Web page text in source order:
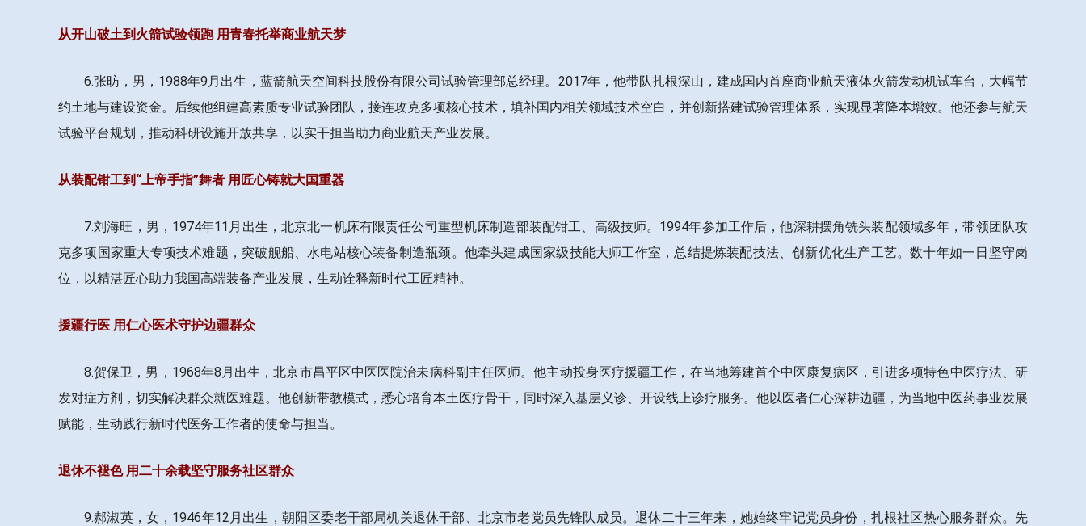
从开山破土到火箭试验领跑 用青春托举商业航天梦
6.张昉，男，1988年9月出生，蓝箭航天空间科技股份有限公司试验管理部总经理。2017年，他带队扎根深山，建成国内首座商业航天液体火箭发动机试车台，大幅节
约土地与建设资金。后续他组建高素质专业试验团队，接连攻克多项核心技术，填补国内相关领域技术空白，并创新搭建试验管理体系，实现显著降本增效。他还参与航天
试验平台规划，推动科研设施开放共享，以实干担当助力商业航天产业发展。
从装配钳工到“上帝手指”舞者 用匠心铸就大国重器
7.刘海旺，男，1974年11月出生，北京北一机床有限责任公司重型机床制造部装配钳工、高级技师。1994年参加工作后，他深耕摆角铣头装配领域多年，带领团队攻
克多项国家重大专项技术难题，突破舰船、水电站核心装备制造瓶颈。他牵头建成国家级技能大师工作室，总结提炼装配技法、创新优化生产工艺。数十年如一日坚守岗
位，以精湛匠心助力我国高端装备产业发展，生动诠释新时代工匠精神。
援疆行医 用仁心医术守护边疆群众
8.贺保卫，男，1968年8月出生，北京市昌平区中医医院治未病科副主任医师。他主动投身医疗援疆工作，在当地筹建首个中医康复病区，引进多项特色中医疗法、研
发对症方剂，切实解决群众就医难题。他创新带教模式，悉心培育本土医疗骨干，同时深入基层义诊、开设线上诊疗服务。他以医者仁心深耕边疆，为当地中医药事业发展
赋能，生动践行新时代医务工作者的使命与担当。
退休不褪色 用二十余载坚守服务社区群众
9.郝淑英，女，1946年12月出生，朝阳区委老干部局机关退休干部、北京市老党员先锋队成员。退休二十三年来，她始终牢记党员身份，扎根社区热心服务群众。先